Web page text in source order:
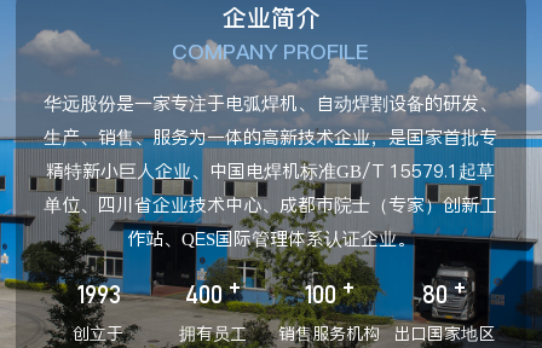
企业简介
COMPANY PROFILE
华远股份是一家专注于电弧焊机、自动焊割设备的研发、
生产、销售、服务为一体的高新技术企业，是国家首批专
精特新小巨人企业、中国电焊机标准GB/T 15579.1起草
单位、四川省企业技术中心、成都市院士（专家）创新工
作站、QES国际管理体系认证企业。
1993
创立于
400 +
拥有员工
100 +
销售服务机构
80 +
出口国家地区